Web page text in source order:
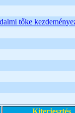
tőke
Kiterjesztés